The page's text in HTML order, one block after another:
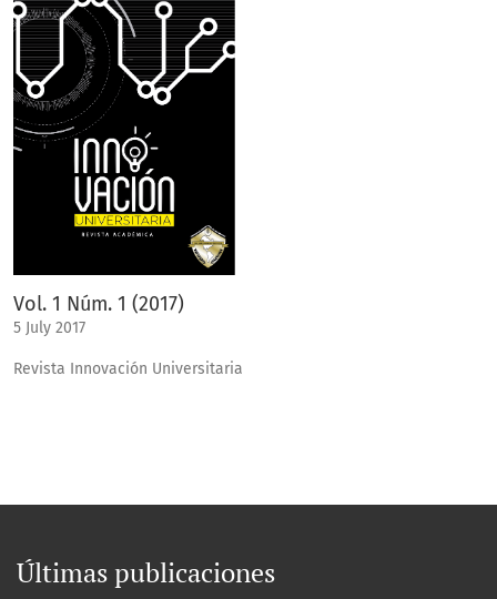
Vol. 1 Núm. 1 (2017)
5 July 2017
Revista Innovación Universitaria
Últimas publicaciones